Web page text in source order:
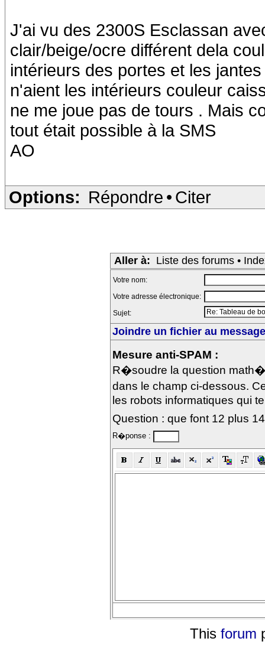
J'ai vu des 2300S Esclassan
clair/beige/ocre différent dela
intérieurs des portes et les
n'aient les intérieurs couleur
ne me joue pas de tours . Mais
tout était possible à la SMS
AO
Options: Répondre • Citer
Aller à: Liste des forums •
Votre nom:
Votre adresse électronique:
Sujet:
Joindre un fichier au
Mesure anti-SPAM :
R�soudre la question
dans le champ ci-dessous.
les robots informatiques qui
Question : que font 12 plus
R�ponse :
This forum